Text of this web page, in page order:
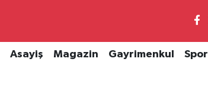
Asayiş Magazin Gayrimenkul Spor